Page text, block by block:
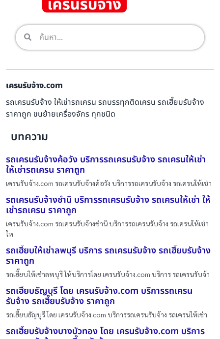
เครนรับจ้าง.com
รถเครนรับจ้าง ให้เช่ารถเครน รถบรรทุกติดเครน รถเฮี๊ยบรับจ้าง
ราคาถูก ขนย้ายเครื่องจักร ทุกชนิด
บทความ
รถเครนรับจ้างค้อวัง บริการรถเครนรับจ้าง รถเครนให้เช่า
ให้เช่ารถเครน ราคาถูก
เครนรับจ้าง.com รถเครนรับจ้างค้อวัง บริการรถเครนรับจ้าง รถเครนให้เช่า
รถเครนรับจ้างชำนิ บริการรถเครนรับจ้าง รถเครนให้เช่า ให้
เช่ารถเครน ราคาถูก
เครนรับจ้าง.com รถเครนรับจ้างชำนิ บริการรถเครนรับจ้าง รถเครนให้เช่า
ให
รถเฮี๊ยบให้เช่าลพบุรี บริการ รถเครนรับจ้าง รถเฮี๊ยบรับจ้าง
ราคาถูก
รถเฮี๊ยบให้เช่าลพบุรี ให้บริการโดย เครนรับจ้าง.com บริการ รถเครนรับจ้า
รถเฮี๊ยบธัญบุรี โดย เครนรับจ้าง.com บริการรถเครน
รับจ้าง รถเฮี๊ยบรับจ้าง ราคาถูก
รถเฮี๊ยบธัญบุรี โดย เครนรับจ้าง.com บริการรถเครนรับจ้าง รถเครนให้เช่า
รถเฮี๊ยบรับจ้างบางบัวทอง โดย เครนรับจ้าง.com บริการ